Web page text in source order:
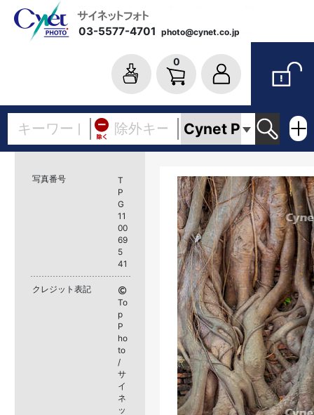
03-5577-4701 photo@cynet.co.jp
0
写真番号
T
P
G
11
00
69
5
41
クレジット表記
To
p
P
ho
to
/
サ
イ
ネ
ッ